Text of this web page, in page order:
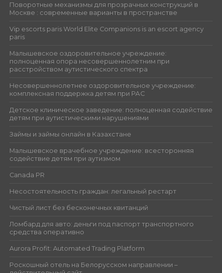
Поворотные механизмы для прозрачных конструкций в
Москве : современные варианты в пространстве
Vip escorts paris World Elite Companions is an escort agency
paris
Малышевское оздоровительное учреждение:
полноценная опора несовершеннолетним при
расстройством аутистического спектра
Несовершеннолетнее оздоровительное учреждение:
комплексная поддержка детям при РАС
Детское клиническое заведение: полноценная содействие
детям при аутистическими нарушениями
Займы и займы онлайн в Казахстане
Малышевское врачебное учреждение: всесторонняя
содействие детям при аутизмом
Canada PR
Несостоятельность граждан: легальный рестарт
Чистый лист без бесконечных квитанций
Ломбард для авто: деньги под паспорт транспортного
средства оперативно
Aurora Profit: Automated Trading Platform
Роскошный отель на Белорусском направлении –